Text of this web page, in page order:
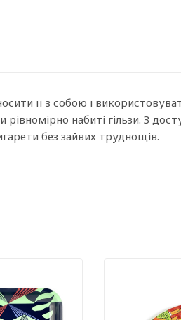
її з собою і
набиті гільзи. З
без зайвих труднощів.